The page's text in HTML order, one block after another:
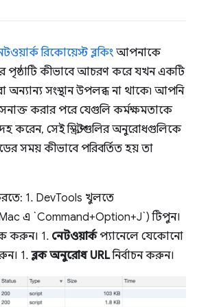
রিকোয়েস্ট ব্লকিং আপনাকে
পৃষ্ঠাটি কীভাবে আচরণ করে যখন একটি
বা অন্যান্য সংস্থান উপলব্ধ না থাকে৷ আপনি
সনাক্ত করার পরে যেগুলি কর্মক্ষমতাকে
করেন, সেই স্ক্রিপ্টগুলির অনুরোধগুলিকে
সময় কীভাবে পরিবর্তিত হয় তা
1. DevTools খুলতে
Mac এ `Command+Option+J`) টিপুন।
করুন। 1. নেটওয়ার্কপ্যানেলে যেকোনো
1.ব্লক অনুরোধ URLনির্বাচন করুন।